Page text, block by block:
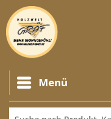
Menü